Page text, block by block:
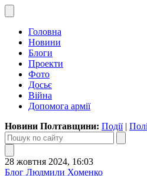
Головна
Новини
Блоги
Проекти
Фото
Досьє
Війна
Допомога армії
Новини Полтавщини: Події|
28 жовтня 2024, 16:03
Блог Людмили Хоменко